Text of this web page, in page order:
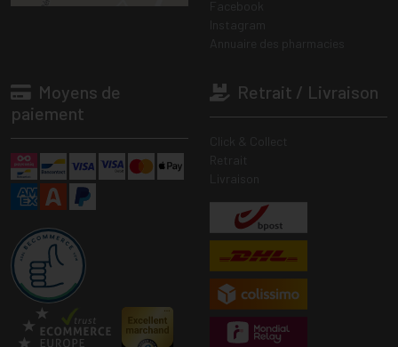
Moyens de
paiement
Retrait / Livraison